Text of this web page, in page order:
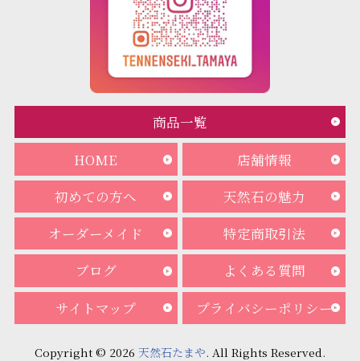
商品一覧
HOME
店舗情報
初めての方へ
天然石の魅力
オーダーメイド
特定商取引法
ブログ
よくある質問
サイトマップ
プライバシーポリシー
Copyright © 2026 天然石たまや. All Rights Reserved.